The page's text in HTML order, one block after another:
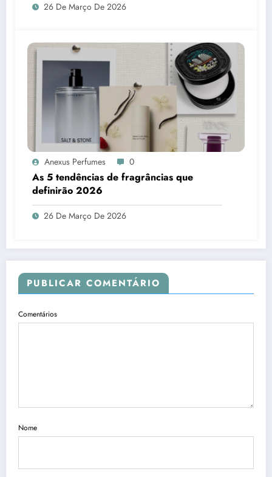
26 De Março De 2026
Anexus Perfumes 0
As 5 tendências de fragrâncias que
definirão 2026
26 De Março De 2026
PUBLICAR COMENTÁRIO
Comentários
Nome